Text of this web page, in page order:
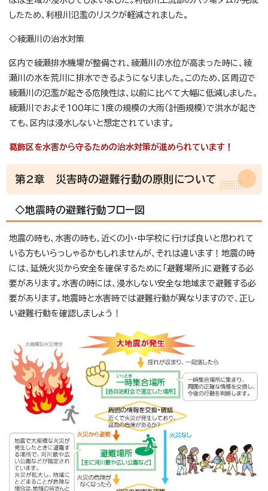
したため、利根川氾濫のリスクが軽減されました。
◇綾瀬川の治水対策
区内で綾瀬排水機場が整備され、綾瀬川の水位が高まった時に、綾
瀬川の水を荒川に排水できるようになりました。このため、区周辺で
綾瀬川の氾濫が起きる危険性は、以前に比べて大幅に低減しました。
綾瀬川でおよそ100年に1度の規模の大雨（計画規模）で洪水が起き
ても、区内は浸水しないと想定されています。
葛飾区を水害から守るための治水対策が進められています！
第2章 災害時の避難行動の原則について
◇地震時の避難行動フロー図
地震の時も、水害の時も、近くの小・中学校に行けば良いと思われて
いる方もいらっしゃるかもしれませんが、それは違います！地震の時
には、延焼火災から安全を確保するために「避難場所」に避難する必
要があります。水害の時には、浸水しない安全な地域まで避難する必
要があります。地震時と水害時では避難行動が異なりますので、正し
い避難行動を確認しましょう！